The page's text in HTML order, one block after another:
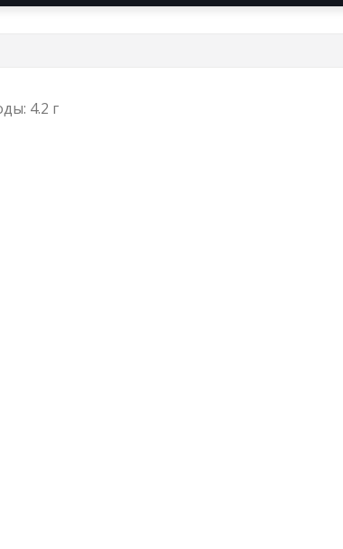
4.2 г